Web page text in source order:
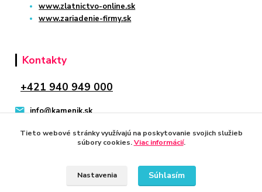
www.zlatnictvo-online.sk
www.zariadenie-firmy.sk
Kontakty
+421 940 949 000
info@kamenik.sk
Tieto webové stránky využívajú na poskytovanie svojich služieb
súbory cookies.Viac informácií.
Nastavenia Súhlasím